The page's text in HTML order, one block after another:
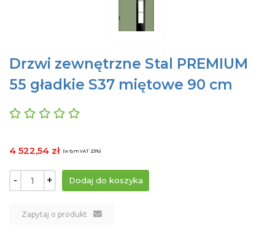
Drzwi zewnętrzne Stal PREMIUM
55 gładkie S37 miętowe 90 cm
4 522,54 zł (w tym VAT 23%)
- +
Zapytaj o produkt